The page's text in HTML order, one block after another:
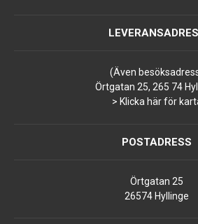
(Även
Örtgatan 25, 265 74
> Klicka här för
POSTADRESS
Örtgatan 25
26574 Hyllinge